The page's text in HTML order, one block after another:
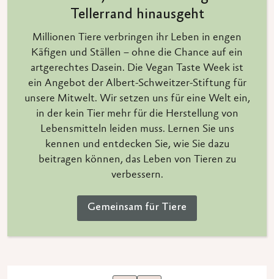
Tellerrand hinausgeht
Millionen Tiere verbringen ihr Leben in engen
Käfigen und Ställen – ohne die Chance auf ein
artgerechtes Dasein. Die Vegan Taste Week ist
ein Angebot der Albert-Schweitzer-Stiftung für
unsere Mitwelt. Wir setzen uns für eine Welt ein,
in der kein Tier mehr für die Herstellung von
Lebensmitteln leiden muss. Lernen Sie uns
kennen und entdecken Sie, wie Sie dazu
beitragen können, das Leben von Tieren zu
verbessern.
Gemeinsam für Tiere